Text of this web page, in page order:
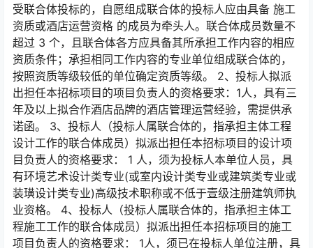
受联合体投标的，自愿组成联合体的投标人应由具备 施工
资质或酒店运营资格 的成员为牵头人。联合体成员数量不
超过 3 个，且联合体各方应具备其所承担工作内容的相应
资质条件；承担相同工作内容的专业单位组成联合体的，
按照资质等级较低的单位确定资质等级。 2、投标人拟派
出担任本招标项目的项目负责人的资格要求：1人，具有三
年及以上拟合作酒店品牌的酒店管理运营经验，需提供承
诺函。 3、投标人（投标人属联合体的，指承担主体工程
设计工作的联合体成员）拟派出担任本招标项目的设计项
目负责人的资格要求： 1 人，须为投标人本单位人员，具
有环境艺术设计类专业(或室内设计类专业或建筑类专业或
装璜设计类专业)高级技术职称或不低于壹级注册建筑师执
业资格。 4、投标人（投标人属联合体的，指承担主体工
程施工工作的联合体成员）拟派出担任本招标项目的施工
项目负责人的资格要求： 1人，须已在投标人单位注册，具